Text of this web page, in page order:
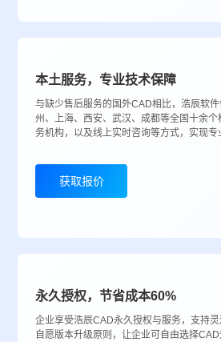
本土服务，专业技术保障
与缺少售后服务的国外CAD相比，浩辰软
州、上海、西安、武汉、成都等全国十余
务机构，以及线上实时咨询等方式，实现专
获取报价
永久授权，节省成本60%
企业享受浩辰CAD永久授权与服务，支持
自愿版本升级原则，让企业可自由选择